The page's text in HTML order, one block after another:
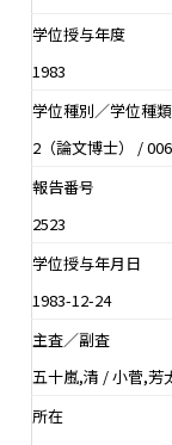
学位授与年度
1983
学位種別／学位種類
2（論文博士） / 006
報告番号
2523
学位授与年月日
1983-12-24
主査／副査
五十嵐,清 / 小菅,
所在